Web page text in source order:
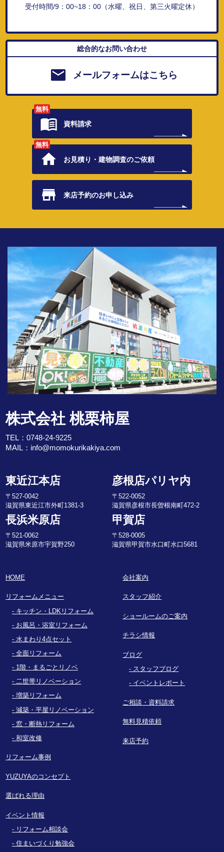
受付時間/9：00~18：00（水曜、祝日、第三火曜定休）
総合的なお問い合わせ
メールフォームはこちら
無料
資料請求
無料
お見積り・建物調査のご依頼
来店予約のお申し込み
株式会社 桃栗柿屋
TEL：0748-24-9225
MAIL： info@momokurikakiya.com
東近江本店
〒527-0042
滋賀県東近江市外町1381-3
彦根店パリヤ内
〒522-0052
滋賀県彦根市長曽根南町472-2
長浜米原店
〒521-0062
滋賀県米原市宇賀野250
甲賀店
〒528-0005
滋賀県甲賀市水口町水口5681
HOME
リフォームメニュー
キッチン・LDKリフォーム
お風呂・浴室リフォーム
水まわり4点セット
全面リフォーム
1階・まるごとリノベ
二世帯リノベーション
増築リフォーム
減築・平屋リノベーション
窓・断熱リフォーム
和室改修
リフォーム事例
YUZUYAのコンセプト
選ばれる理由
イベント情報
リフォーム相談会
住まいづくり勉強会
会社案内
スタッフ紹介
ショールームのご案内
チラシ情報
ブログ
スタッフブログ
イベントレポート
ご相談・資料請求
無料見積依頼
来店予約